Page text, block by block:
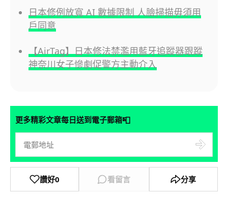
日本修例放寬 AI 數據限制 人臉掃描毋須用
戶同意
【AirTag】日本修法禁濫用藍牙追蹤器跟蹤
神奈川女子慘劇促警方主動介入
更多精彩文章每日送到電子郵箱📮
讚好0 看留言 分享